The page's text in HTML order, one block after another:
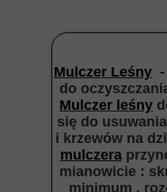
Mulczer Leśny
do
Mulczer leśny
się do
i krzewów na
mulczera
mianowicie :
minimum ,